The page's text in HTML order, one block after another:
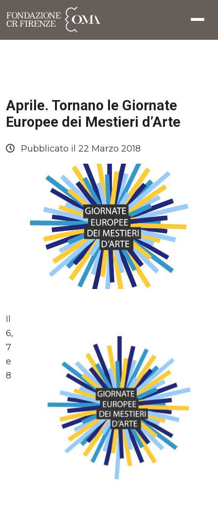
Aprile. Tornano le Giornate
Europee dei Mestieri d’Arte
Pubblicato il 22 Marzo 2018
Il
6,
7
e
8